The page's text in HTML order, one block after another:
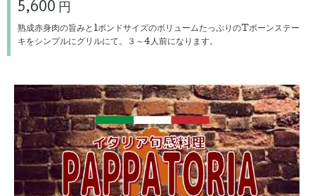
5,600 円
熟成赤身肉の旨みと1ポンドサイズのボリュームたっぷりのTボーンステー
キをシンプルにグリルにて。３～4人前になります。